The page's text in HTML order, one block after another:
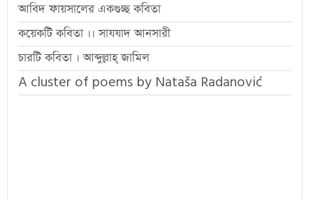
আবিদ ফায়সালের একগুচ্ছ কবিতা
কয়েকটি কবিতা ।। সাযযাদ আনসারী
চারটি কবিতা । আব্দুল্লাহ্ জামিল
A cluster of poems by Nataša Radanović